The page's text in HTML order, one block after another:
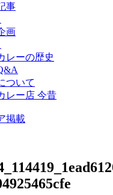
事
画
レーの歴史
ついて
レー店 今昔
掲載